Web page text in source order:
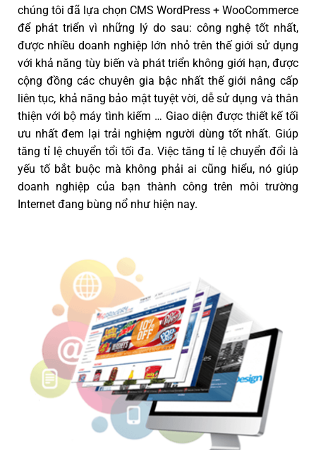
chúng tôi đã lựa chọn CMS WordPress + WooCommerce
để phát triển vì những lý do sau: công nghệ tốt nhất,
được nhiều doanh nghiệp lớn nhỏ trên thế giới sử dụng
với khả năng tùy biến và phát triển không giới hạn, được
cộng đồng các chuyên gia bậc nhất thế giới nâng cấp
liên tục, khả năng bảo mật tuyệt vời, dễ sử dụng và thân
thiện với bộ máy tình kiếm … Giao diện được thiết kế tối
ưu nhất đem lại trải nghiệm người dùng tốt nhất. Giúp
tăng tỉ lệ chuyển tổi tối đa. Việc tăng tỉ lệ chuyển đổi là
yếu tố bắt buộc mà không phải ai cũng hiểu, nó giúp
doanh nghiệp của bạn thành công trên môi trường
Internet đang bùng nổ như hiện nay.